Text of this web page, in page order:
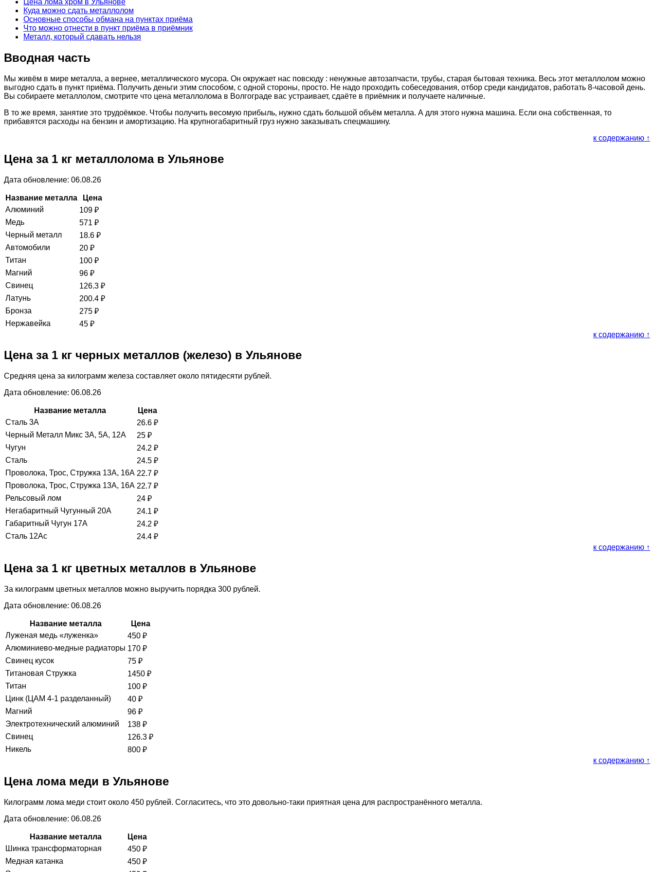
Куда можно сдать металлолом
Основные способы обмана на пунктах приёма
Что можно отнести в пункт приёма в приёмник
Металл, который сдавать нельзя
Вводная часть
Мы живём в мире металла, а вернее, металлического мусора. Он окружает нас повсюду : ненужные автозапчасти, трубы, старая бытовая техника. Весь этот металлолом можно
выгодно сдать в пункт приёма. Получить деньги этим способом, с одной стороны, просто. Не надо проходить собеседования, отбор среди кандидатов, работать 8-часовой день.
Вы собираете металлолом, смотрите что цена металлолома в Волгограде вас устраивает, сдаёте в приёмник и получаете наличные.
В то же время, занятие это трудоёмкое. Чтобы получить весомую прибыль, нужно сдать большой объём металла. А для этого нужна машина. Если она собственная, то
прибавятся расходы на бензин и амортизацию. На крупногабаритный груз нужно заказывать спецмашину.
к содержанию ↑
Цена за 1 кг металлолома в Ульянове
Дата обновление: 06.08.26
Название металла
Цена
Алюминий
109 ₽
Медь
571 ₽
Черный металл
18.6 ₽
Автомобили
20 ₽
Титан
100 ₽
Магний
96 ₽
Свинец
126.3 ₽
Латунь
200.4 ₽
Бронза
275 ₽
Нержавейка
45 ₽
к содержанию ↑
Цена за 1 кг черных металлов (железо) в Ульянове
Средняя цена за килограмм железа составляет около пятидесяти рублей.
Дата обновление: 06.08.26
Название металла
Цена
Сталь 3А
26.6 ₽
Черный Металл Микс 3А, 5А, 12А
25 ₽
Чугун
24.2 ₽
Сталь
24.5 ₽
Проволока, Трос, Стружка 13А, 16А 22.7 ₽
Проволока, Трос, Стружка 13А, 16А 22.7 ₽
Рельсовый лом
24 ₽
Негабаритный Чугунный 20А
24.1 ₽
Габаритный Чугун 17А
24.2 ₽
Сталь 12Ас
24.4 ₽
к содержанию ↑
Цена за 1 кг цветных металлов в Ульянове
За килограмм цветных металлов можно выручить порядка 300 рублей.
Дата обновление: 06.08.26
Название металла
Цена
Луженая медь «луженка»
450 ₽
Алюминиево-медные радиаторы 170 ₽
Свинец кусок
75 ₽
Титановая Стружка
1450 ₽
Титан
100 ₽
Цинк (ЦАМ 4-1 разделанный)
40 ₽
Магний
96 ₽
Электротехнический алюминий
138 ₽
Свинец
126.3 ₽
Никель
800 ₽
к содержанию ↑
Цена лома меди в Ульянове
Килограмм лома меди стоит около 450 рублей. Согласитесь, что это довольно-таки приятная цена для распространённого металла.
Дата обновление: 06.08.26
Название металла
Цена
Шинка трансформаторная
450 ₽
Медная катанка
450 ₽